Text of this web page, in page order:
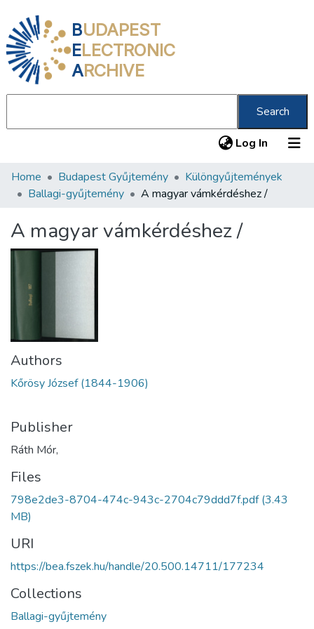
BUDAPEST
ELECTRONIC
ARCHIVE
Search
Log In (current)
Communities & Collections
Statistics
Home Budapest Gyűjtemény
Különgyűjtemények
Ballagi-gyűjtemény
A magyar vámkérdéshez /
A magyar vámkérdéshez /
Authors
Kőrösy József (1844-1906)
Publisher
Ráth Mór,
Files
798e2de3-8704-474c-943c-2704c79ddd7f.pdf(3.43
MB)
URI
https://bea.fszek.hu/handle/20.500.14711/177234
Collections
Ballagi-gyűjtemény